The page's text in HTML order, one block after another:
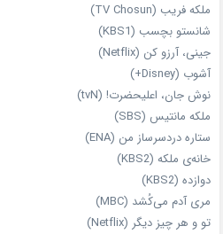
ملکه فریب (TV Chosun)
شانستو بچسب (KBS1)
جینی، آرزو کن (Netflix)
آشوب (Disney+)
نوش جان، اعلیحضرت! (tvN)
ملکه‌ مانتیس (SBS)
ستاره دردسرساز من (ENA)
خانه‌ی ملکه (KBS2)
دوازده (KBS2)
مری آدم می‌کُشد (MBC)
تو و هر چیز دیگر (Netflix)